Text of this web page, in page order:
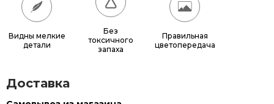
90x128 см 4 608 грн.
100x142 см 5 680 грн.
Видны мелкие
детали
Без
токсичного
запаха
Правильная
цветопередача
Доставка